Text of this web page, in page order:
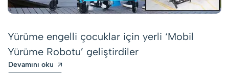
Yürüme engelli çocuklar için yerli ‘Mobil
Yürüme Robotu’ geliştirdiler
Devamını oku